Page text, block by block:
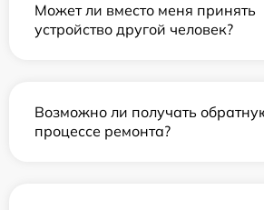
Может ли вместо меня принять
устройство другой человек?
Возможно ли получать
процессе ремонта?